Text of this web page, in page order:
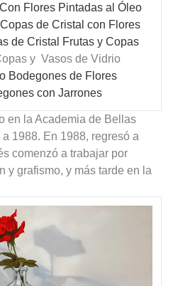
Flores Pintadas al Óleo
de Cristal con Flores
de Cristal Frutas y Copas
y Vasos de Vidrio
Bodegones de Flores
con Jarrones
en la Academia de Bellas
1988. En 1988, regresó a
comenzó a trabajar por
y grafismo, y más tarde en la